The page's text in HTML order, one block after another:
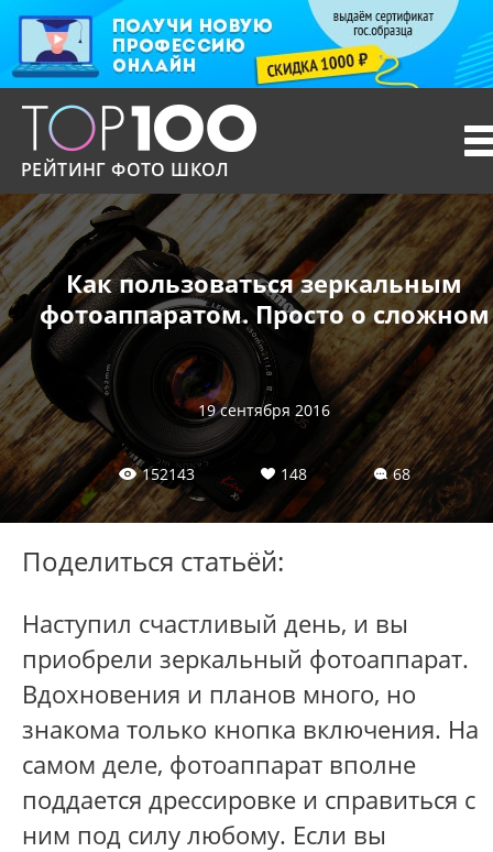
РЕЙТИНГ ФОТО ШКОЛ
Как пользоваться зеркальным
фотоаппаратом. Просто о сложном
19 сентября 2016
152143 148 68
Поделиться статьёй:
Наступил счастливый день, и вы
приобрели зеркальный фотоаппарат.
Вдохновения и планов много, но
знакома только кнопка включения. На
самом деле, фотоаппарат вполне
поддается дрессировке и справиться с
ним под силу любому. Если вы